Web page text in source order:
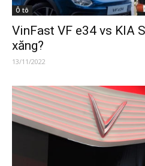
Ô tô
VinFast VF e34 vs KIA
xăng?
13/11/2022